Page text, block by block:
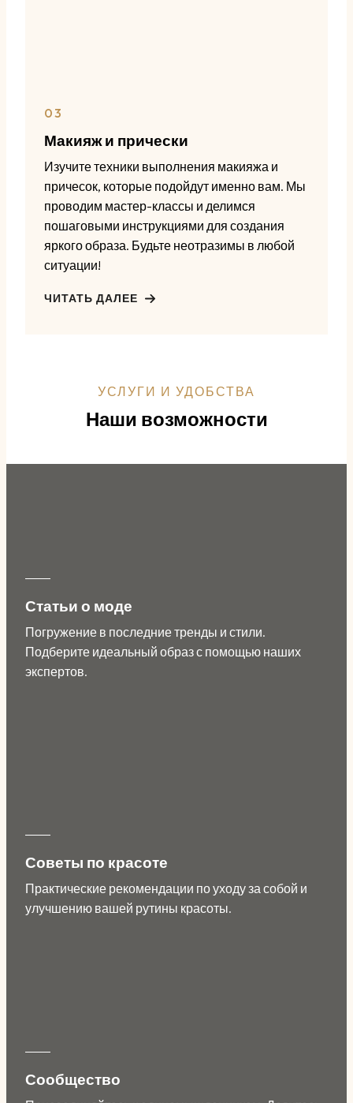
03
Макияж и прически
Изучите техники выполнения макияжа и
причесок, которые подойдут именно вам. Мы
проводим мастер-классы и делимся
пошаговыми инструкциями для создания
яркого образа. Будьте неотразимы в любой
ситуации!
ЧИТАТЬ ДАЛЕЕ
УСЛУГИ И УДОБСТВА
Наши возможности
Статьи о моде
Погружение в последние тренды и стили.
Подберите идеальный образ с помощью наших
экспертов.
Советы по красоте
Практические рекомендации по уходу за собой и
улучшению вашей рутины красоты.
Сообщество